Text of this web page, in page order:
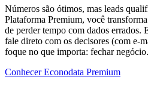
Números são ótimos, mas leads
Plataforma Premium, você
de perder tempo com dados errados.
fale direto com os decisores (com e-
foque no que importa: fechar negócio.
Conhecer Econodata Premium